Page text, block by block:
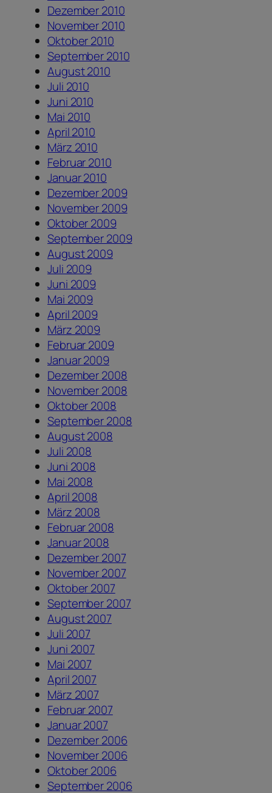
Dezember 2010
November 2010
Oktober 2010
September 2010
August 2010
Juli 2010
Juni 2010
Mai 2010
April 2010
März 2010
Februar 2010
Januar 2010
Dezember 2009
November 2009
Oktober 2009
September 2009
August 2009
Juli 2009
Juni 2009
Mai 2009
April 2009
März 2009
Februar 2009
Januar 2009
Dezember 2008
November 2008
Oktober 2008
September 2008
August 2008
Juli 2008
Juni 2008
Mai 2008
April 2008
März 2008
Februar 2008
Januar 2008
Dezember 2007
November 2007
Oktober 2007
September 2007
August 2007
Juli 2007
Juni 2007
Mai 2007
April 2007
März 2007
Februar 2007
Januar 2007
Dezember 2006
November 2006
Oktober 2006
September 2006